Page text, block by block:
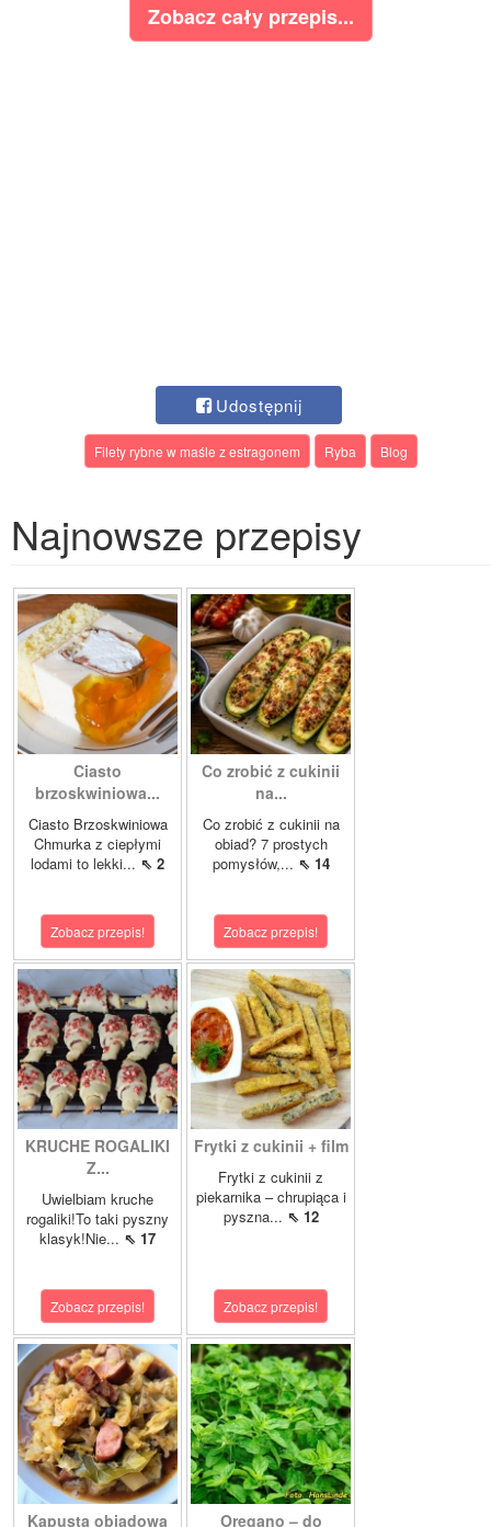
Zobacz cały przepis...
Udostępnij
Filety rybne w maśle z estragonem Ryba Blog
Najnowsze przepisy
Ciasto
brzoskwiniowa...
Ciasto Brzoskwiniowa
Chmurka z ciepłymi
lodami to lekki... ⇖ 2
Zobacz przepis!
Co zrobić z cukinii
na...
Co zrobić z cukinii na
obiad? 7 prostych
pomysłów,... ⇖ 14
Zobacz przepis!
KRUCHE ROGALIKI
Z...
Uwielbiam kruche
rogaliki!To taki pyszny
klasyk!Nie... ⇖ 17
Zobacz przepis!
Frytki z cukinii + film
Frytki z cukinii z
piekarnika – chrupiąca i
pyszna... ⇖ 12
Zobacz przepis!
Kapusta obiadowa Oregano – do